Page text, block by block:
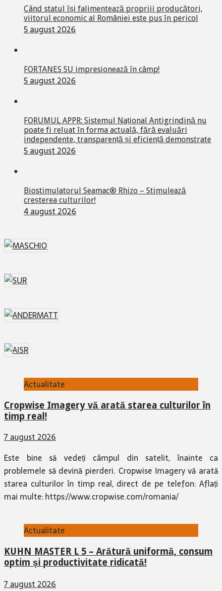
Când statul își falimentează propriii producători,
viitorul economic al României este pus în pericol
5 august 2026
FORTANES SU impresionează în câmp!
5 august 2026
FORUMUL APPR: Sistemul Național Antigrindină nu
poate fi reluat în forma actuală, fără evaluări
independente, transparență și eficiență demonstrate
5 august 2026
Biostimulatorul Seamac® Rhizo – Stimulează
creșterea culturilor!
4 august 2026
Actualitate
Cropwise Imagery vă arată starea culturilor în
timp real!
7 august 2026
Este bine să vedeți câmpul din satelit, înainte ca
problemele să devină pierderi. Cropwise Imagery vă arată
starea culturilor în timp real, direct de pe telefon: Aflați
mai multe: https://www.cropwise.com/romania/
Actualitate
KUHN MASTER L 5 – Arătură uniformă, consum
optim și productivitate ridicată!
7 august 2026